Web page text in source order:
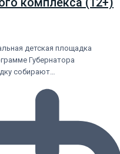
детская площадка
Губернатора
собирают…